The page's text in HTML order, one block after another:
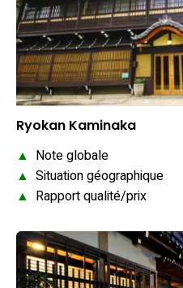
Ryokan Kaminaka
▲ Note globale
▲ Situation géographique
▲ Rapport qualité/prix